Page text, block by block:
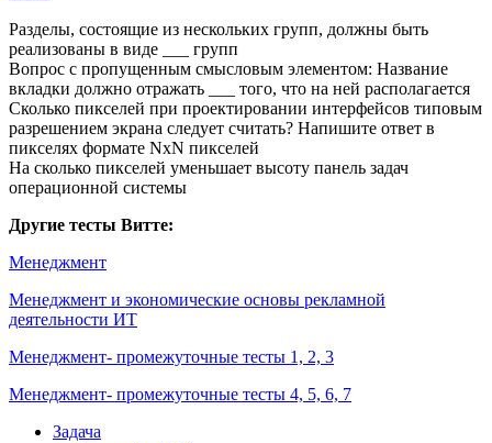
Разделы, состоящие из нескольких групп, должны быть
реализованы в виде ___ групп
Вопрос с пропущенным смысловым элементом: Название
вкладки должно отражать ___ того, что на ней располагается
Сколько пикселей при проектировании интерфейсов типовым
разрешением экрана следует считать? Напишите ответ в
пикселях формате NxN пикселей
На сколько пикселей уменьшает высоту панель задач
операционной системы
Другие тесты Витте:
Менеджмент
Менеджмент и экономические основы рекламной
деятельности ИТ
Менеджмент- промежуточные тесты 1, 2, 3
Менеджмент- промежуточные тесты 4, 5, 6, 7
Задача